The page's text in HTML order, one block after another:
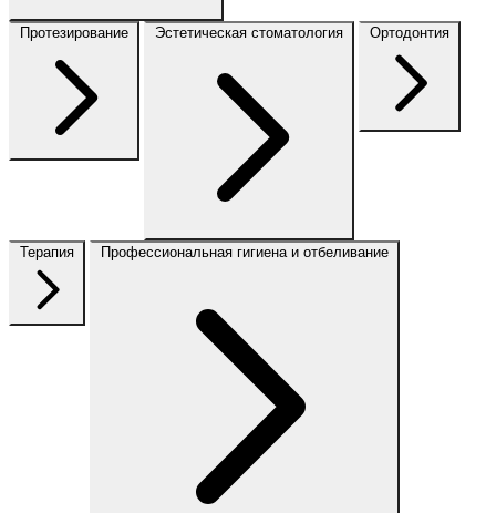
Протезирование Эстетическая стоматология Ортодонтия
Терапия Профессиональная гигиена и отбеливание